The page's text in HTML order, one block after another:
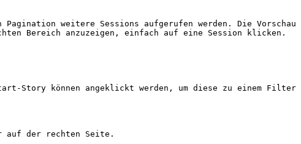
weitere Sessions aufgerufen werden. Die Vorschau
Bereich anzuzeigen, einfach auf eine Session klicken.
Story können angeklickt werden, um diese zu einem Filter
auf der rechten Seite.